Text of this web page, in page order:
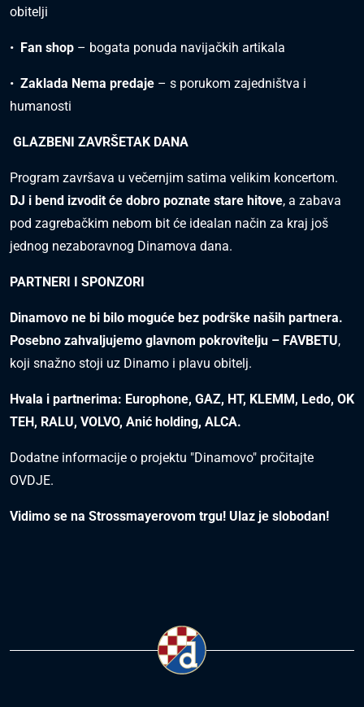
obitelji
•⁠ ⁠ Fan shop – bogata ponuda navijačkih artikala
•⁠ ⁠Zaklada Nema predaje – s porukom zajedništva i
humanosti
GLAZBENI ZAVRŠETAK DANA
Program završava u večernjim satima velikim koncertom.
DJ i bend izvodit će dobro poznate stare hitove, a zabava
pod zagrebačkim nebom bit će idealan način za kraj još
jednog nezaboravnog Dinamova dana.
PARTNERI I SPONZORI
Dinamovo ne bi bilo moguće bez podrške naših partnera.
Posebno zahvaljujemo glavnom pokrovitelju – FAVBETU,
koji snažno stoji uz Dinamo i plavu obitelj.
Hvala i partnerima: Europhone, GAZ, HT, KLEMM, Ledo, OK
TEH, RALU, VOLVO, Anić holding, ALCA.
Dodatne informacije o projektu "Dinamovo" pročitajte
OVDJE.
Vidimo se na Strossmayerovom trgu! Ulaz je slobodan!